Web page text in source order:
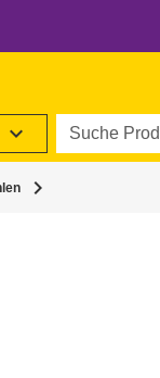
expand_more Suche
chevron_right